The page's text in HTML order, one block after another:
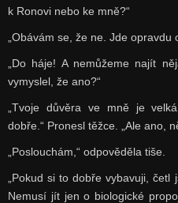
k Ronovi nebo ke mně?“
„Obávám se, že ne. Jde opravdu
„Do háje! A nemůžeme najít
vymyslel, že ano?“
„Tvoje důvěra ve mně je
dobře.“ Pronesl těžce. „Ale ano,
„Poslouchám,“ odpověděla tiše.
„Pokud si to dobře vybavuji,
Nemusí jít jen o biologické